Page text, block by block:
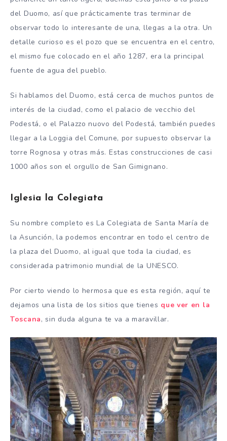
del Duomo, así que prácticamente tras terminar de
observar todo lo interesante de una, llegas a la otra. Un
detalle curioso es el pozo que se encuentra en el centro,
el mismo fue colocado en el año 1287, era la principal
fuente de agua del pueblo.
Si hablamos del Duomo, está cerca de muchos puntos de
interés de la ciudad, como el palacio de vecchio del
Podestá, o el Palazzo nuovo del Podestá, también puedes
llegar a la Loggia del Comune, por supuesto observar la
torre Rognosa y otras más. Estas construcciones de casi
1000 años son el orgullo de San Gimignano.
Iglesia la Colegiata
Su nombre completo es La Colegiata de Santa María de
la Asunción, la podemos encontrar en todo el centro de
la plaza del Duomo, al igual que toda la ciudad, es
considerada patrimonio mundial de la UNESCO.
Por cierto viendo lo hermosa que es esta región, aquí te
dejamos una lista de los sitios que tienes que ver en la
Toscana, sin duda alguna te va a maravillar.